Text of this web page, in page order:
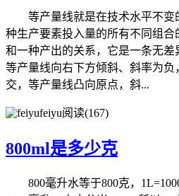
等产量线就是在技术水平不变
种生产要素投入量的所有不同组
和一种产出的关系，它是一条无差
等产量线向右下方倾斜、斜率为
交，等产量线凸向原点，斜...
feiyu阅读(167)
800ml是多少克
800毫升水等于800克，